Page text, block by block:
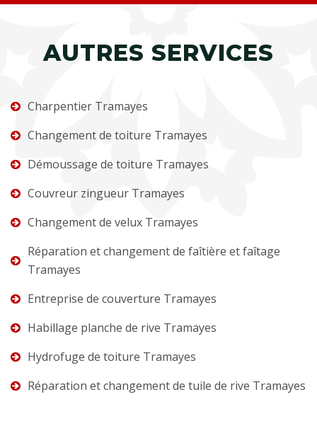
AUTRES SERVICES
Charpentier Tramayes
Changement de toiture Tramayes
Démoussage de toiture Tramayes
Couvreur zingueur Tramayes
Changement de velux Tramayes
Réparation et changement de faîtière et faîtage
Tramayes
Entreprise de couverture Tramayes
Habillage planche de rive Tramayes
Hydrofuge de toiture Tramayes
Réparation et changement de tuile de rive Tramayes